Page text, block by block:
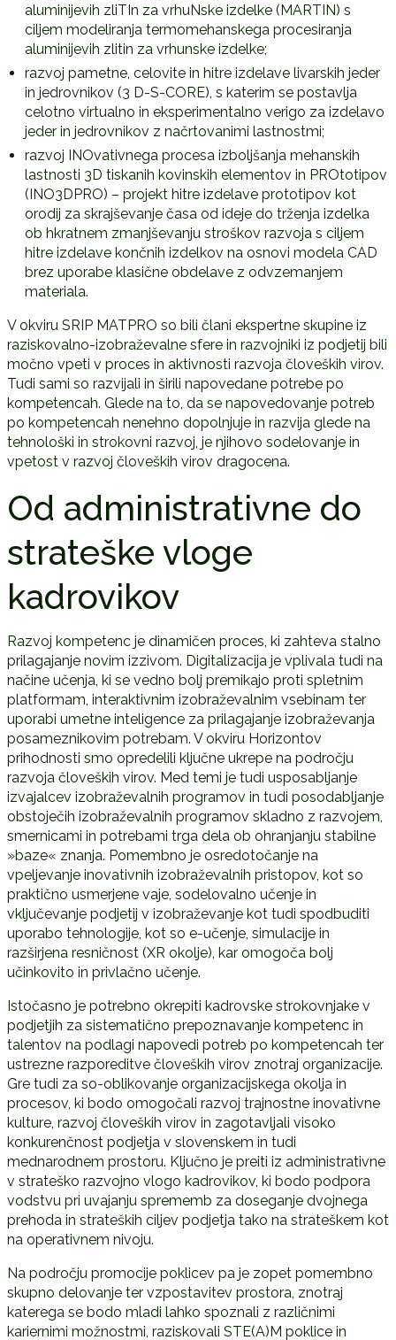
aluminijevih zliTIn za vrhuNske izdelke (MARTIN) s
ciljem modeliranja termomehanskega procesiranja
aluminijevih zlitin za vrhunske izdelke;
razvoj pametne, celovite in hitre izdelave livarskih jeder
in jedrovnikov (3 D-S-CORE), s katerim se postavlja
celotno virtualno in eksperimentalno verigo za izdelavo
jeder in jedrovnikov z načrtovanimi lastnostmi;
razvoj INOvativnega procesa izboljšanja mehanskih
lastnosti 3D tiskanih kovinskih elementov in PROtotipov
(INO3DPRO) – projekt hitre izdelave prototipov kot
orodij za skrajševanje časa od ideje do trženja izdelka
ob hkratnem zmanjševanju stroškov razvoja s ciljem
hitre izdelave končnih izdelkov na osnovi modela CAD
brez uporabe klasične obdelave z odvzemanjem
materiala.
V okviru SRIP MATPRO so bili člani ekspertne skupine iz
raziskovalno-izobraževalne sfere in razvojniki iz podjetij bili
močno vpeti v proces in aktivnosti razvoja človeških virov.
Tudi sami so razvijali in širili napovedane potrebe po
kompetencah. Glede na to, da se napovedovanje potreb
po kompetencah nenehno dopolnjuje in razvija glede na
tehnološki in strokovni razvoj, je njihovo sodelovanje in
vpetost v razvoj človeških virov dragocena.
Od administrativne do
strateške vloge
kadrovikov
Razvoj kompetenc je dinamičen proces, ki zahteva stalno
prilagajanje novim izzivom. Digitalizacija je vplivala tudi na
načine učenja, ki se vedno bolj premikajo proti spletnim
platformam, interaktivnim izobraževalnim vsebinam ter
uporabi umetne inteligence za prilagajanje izobraževanja
posameznikovim potrebam. V okviru Horizontov
prihodnosti smo opredelili ključne ukrepe na področju
razvoja človeških virov. Med temi je tudi usposabljanje
izvajalcev izobraževalnih programov in tudi posodabljanje
obstoječih izobraževalnih programov skladno z razvojem,
smernicami in potrebami trga dela ob ohranjanju stabilne
»baze« znanja. Pomembno je osredotočanje na
vpeljevanje inovativnih izobraževalnih pristopov, kot so
praktično usmerjene vaje, sodelovalno učenje in
vključevanje podjetij v izobraževanje kot tudi spodbuditi
uporabo tehnologije, kot so e-učenje, simulacije in
razširjena resničnost (XR okolje), kar omogoča bolj
učinkovito in privlačno učenje.
Istočasno je potrebno okrepiti kadrovske strokovnjake v
podjetjih za sistematično prepoznavanje kompetenc in
talentov na podlagi napovedi potreb po kompetencah ter
ustrezne razporeditve človeških virov znotraj organizacije.
Gre tudi za so-oblikovanje organizacijskega okolja in
procesov, ki bodo omogočali razvoj trajnostne inovativne
kulture, razvoj človeških virov in zagotavljali visoko
konkurenčnost podjetja v slovenskem in tudi
mednarodnem prostoru. Ključno je preiti iz administrativne
v strateško razvojno vlogo kadrovikov, ki bodo podpora
vodstvu pri uvajanju sprememb za doseganje dvojnega
prehoda in strateških ciljev podjetja tako na strateškem kot
na operativnem nivoju.
Na področju promocije poklicev pa je zopet pomembno
skupno delovanje ter vzpostavitev prostora, znotraj
katerega se bodo mladi lahko spoznali z različnimi
kariernimi možnostmi, raziskovali STE(A)M poklice in